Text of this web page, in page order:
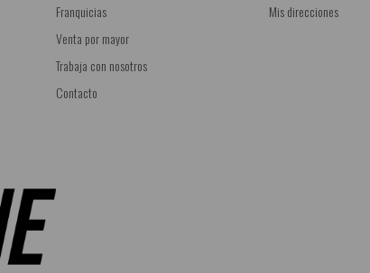
Franquicias
Venta por mayor
Trabaja con nosotros
Contacto
Mis direcciones